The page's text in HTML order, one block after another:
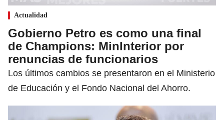
Actualidad
Gobierno Petro es como una final
de Champions: MinInterior por
renuncias de funcionarios
Los últimos cambios se presentaron en el Ministerio
de Educación y el Fondo Nacional del Ahorro.